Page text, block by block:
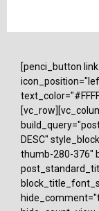
[penci_button
DESC"
thumb-280-376"